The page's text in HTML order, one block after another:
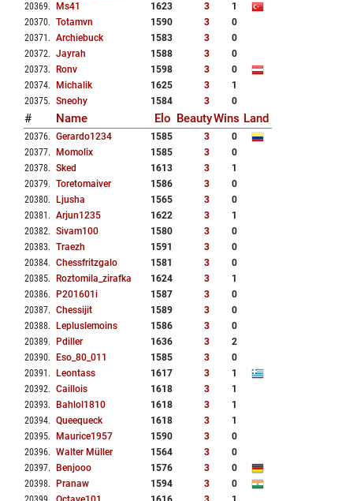
20369. Ms41 1623 3
1
20370. Totamvn 1590 3
0
20371 . Archiebuck 1583 3
0
20372. Jayrah 1588 3
0
20373. Ronv 1598 3
0
20374. Michalik 1625 3
1
20375. Sneohy 1584 3 0
# Name Elo BeautyWins Land
20376. Gerardo1234 1585 3
0
20377. Momolix 1585 3
0
20378. Sked 1613 3
1
20379. Toretomaiver 1586 3
0
20380. Ljusha 1565 3
0
20381 . Arjun1235 1622 3
1
20382. Sivam100 1580 3
0
20383. Traezh 1591 3
0
20384. Chessfritzgalo 1581 3
0
20385. Roztomila_zirafka 1624 3
1
20386. P201601i 1587 3
0
20387. Chessijit 1589 3
0
20388. Lepluslemoins 1586 3
0
20389. Pdiller 1636 3
2
20390. Eso_80_011 1585 3
0
20391 . Leontass 1617 3
1
20392. Caillois 1618 3
1
20393. Bahlol1810 1618 3
1
20394. Queequeck 1618 3
1
20395. Maurice1957 1590 3
0
20396. Walter Müller 1564 3
0
20397. Benjooo 1576 3
0
20398. Pranaw 1594 3
0